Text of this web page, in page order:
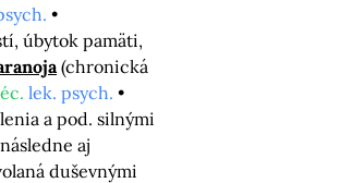
úbytok pamäti,
(chronická
lek. psych.
a pod. silnými
aj
duševnými